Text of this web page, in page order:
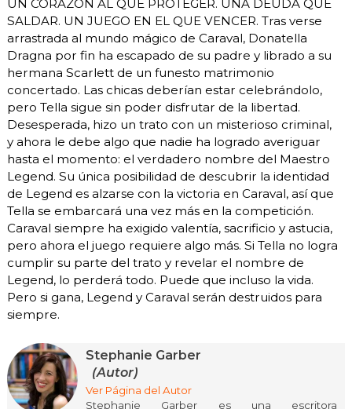
UN CORAZÓN AL QUE PROTEGER. UNA DEUDA QUE
SALDAR. UN JUEGO EN EL QUE VENCER. Tras verse
arrastrada al mundo mágico de Caraval, Donatella
Dragna por fin ha escapado de su padre y librado a su
hermana Scarlett de un funesto matrimonio
concertado. Las chicas deberían estar celebrándolo,
pero Tella sigue sin poder disfrutar de la libertad.
Desesperada, hizo un trato con un misterioso criminal,
y ahora le debe algo que nadie ha logrado averiguar
hasta el momento: el verdadero nombre del Maestro
Legend. Su única posibilidad de descubrir la identidad
de Legend es alzarse con la victoria en Caraval, así que
Tella se embarcará una vez más en la competición.
Caraval siempre ha exigido valentía, sacrificio y astucia,
pero ahora el juego requiere algo más. Si Tella no logra
cumplir su parte del trato y revelar el nombre de
Legend, lo perderá todo. Puede que incluso la vida.
Pero si gana, Legend y Caraval serán destruidos para
siempre.
Stephanie Garber
(Autor)
Ver Página del Autor
Stephanie Garber es una escritora